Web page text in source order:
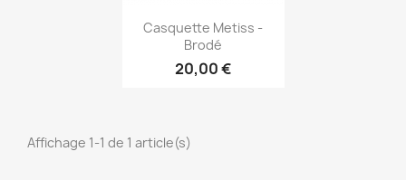
Aperçu rapide
Casquette Metiss -
Brodé
20,00 €
Affichage 1-1 de 1 article(s)